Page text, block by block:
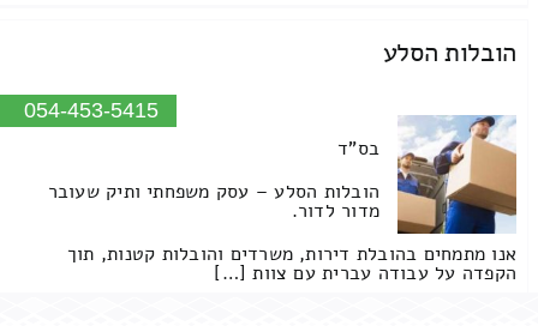
הובלות הסלע
054-453-5415
בס"ד
הובלות הסלע – עסק משפחתי ותיק שעובר
מדור לדור.
אנו מתמחים בהובלת דירות, משרדים והובלות קטנות, תוך
הקפדה על עבודה עברית עם צוות […]